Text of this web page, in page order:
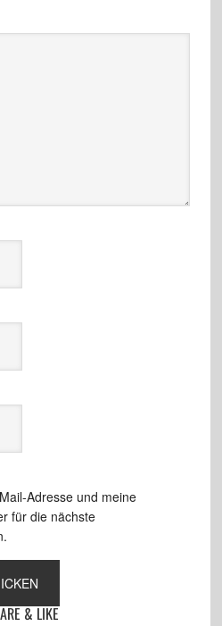
Adresse und meine
für die nächste
& LIKE